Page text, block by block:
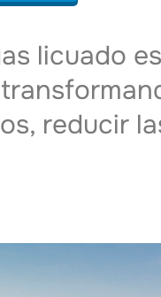
licuado
reducir